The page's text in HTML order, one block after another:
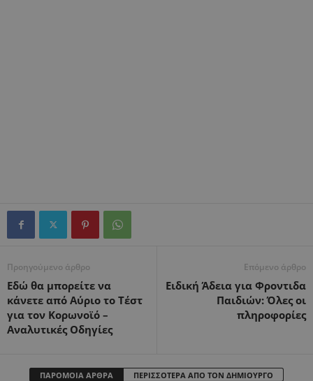
Προηγούμενο άρθρο
Εδώ θα μπορείτε να
κάνετε από Αύριο το Τέστ
για τον Κορωνοϊό –
Αναλυτικές Οδηγίες
Επόμενο άρθρο
Eιδική Άδεια για Φροντιδα
Παιδιών: Όλες οι
πληροφορίες
ΠΑΡΟΜΟΙΑ ΑΡΘΡΑ ΠΕΡΙΣΣΟΤΕΡΑ ΑΠΟ ΤΟΝ ΔΗΜΙΟΥΡΓΟ